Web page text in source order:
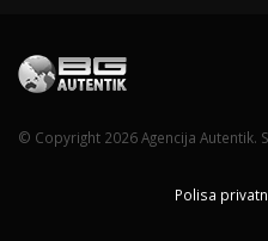
© Copyright 2026 Agencija Autentik.
Polisa